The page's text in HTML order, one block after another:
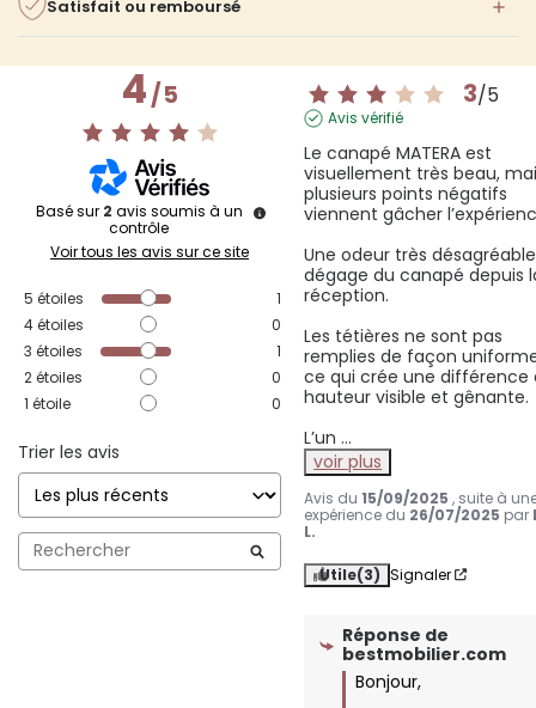
Satisfait ou remboursé
4/5
Basé sur 2 avis soumis à un
contrôle
Voir tous les avis sur ce site
5 étoiles
1
4étoiles
0
3 étoiles
1
2étoiles
0
1 étoile 0
Trier les avis
3/5
Avis vérifié
Le canapé MATERA est
visuellement très beau,
plusieurs points négatifs
viennent gâcher
Une odeur très
dégage du canapé depuis
réception.
Les tétières ne sont pas
remplies de façon
ce qui crée une différence
hauteur visible et gênante.
L’un ...
voir plus
Avis du15/09/2025 , suite à
expérience du 26/07/2025 par
L.
Utile(3) Signaler
Réponse de
bestmobilier.com
Bonjour,